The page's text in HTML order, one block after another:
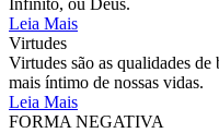
Infinito, ou Deus.
Leia Mais
Virtudes
Virtudes são as qualidades
mais íntimo de nossas vidas.
Leia Mais
FORMA NEGATIVA